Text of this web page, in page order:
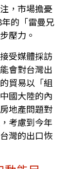
，市場擔憂
的「雷曼兄
壓力。
受媒體採訪
會對台灣出
貿易以「組
國大陸的內
地產問題對
考慮到今年
灣的出口恢